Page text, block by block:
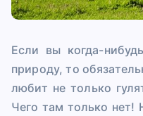
Если вы когда-
природу, то
любит не только
Чего там только